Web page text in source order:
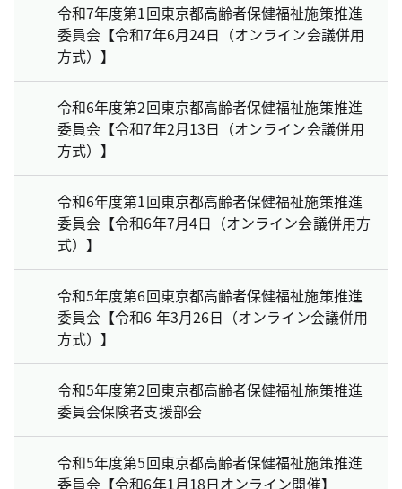
令和7年度第1回東京都高齢者保健福祉施策推進
委員会【令和7年6月24日（オンライン会議併用
方式）】
令和6年度第2回東京都高齢者保健福祉施策推進
委員会【令和7年2月13日（オンライン会議併用
方式）】
令和6年度第1回東京都高齢者保健福祉施策推進
委員会【令和6年7月4日（オンライン会議併用方
式）】
令和5年度第6回東京都高齢者保健福祉施策推進
委員会【令和6 年3月26日（オンライン会議併用
方式）】
令和5年度第2回東京都高齢者保健福祉施策推進
委員会保険者支援部会
令和5年度第5回東京都高齢者保健福祉施策推進
委員会【令和6年1月18日オンライン開催】